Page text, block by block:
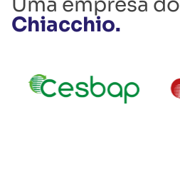
Chiacchio.